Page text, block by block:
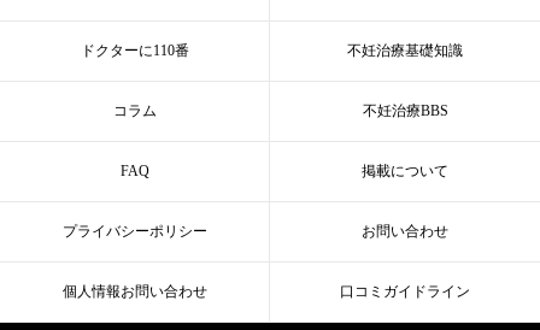
ドクターに110番 不妊治療基礎知識
コラム 不妊治療BBS
FAQ 掲載について
プライバシーポリシー お問い合わせ
個人情報お問い合わせ 口コミガイドライン